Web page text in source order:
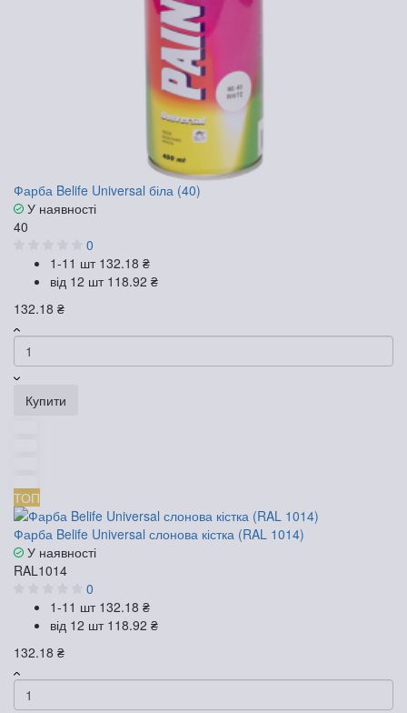
Фарба Belife Universal біла (40)
У наявності
40
0
1-11 шт 132.18 ₴
від 12 шт 118.92 ₴
132.18 ₴
Купити
ТОП
Фарба Belife Universal слонова кістка (RAL 1014)
У наявності
RAL1014
0
1-11 шт 132.18 ₴
від 12 шт 118.92 ₴
132.18 ₴